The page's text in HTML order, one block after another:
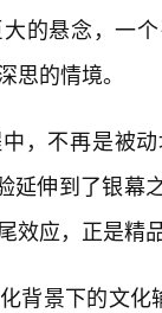
的悬念，一
思的情境。
，不再是被
延伸到了银
效应，正是精
背景下的文化